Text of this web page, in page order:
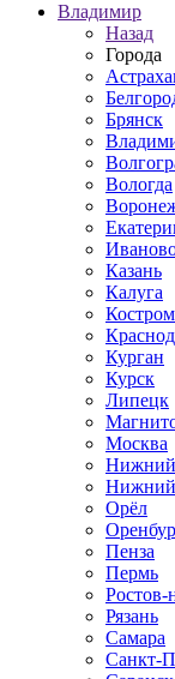
Владимир
Назад
Города
Брянск
Вологда
Казань
Калуга
Курган
Курск
Липецк
Москва
Нижний
Нижний
Орёл
Пенза
Пермь
Рязань
Самара